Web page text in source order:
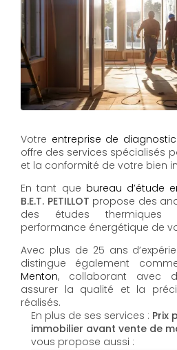
Votre entreprise de
offre des services spécialisés
et la conformité de votre bien
En tant que bureau d’étude
B.E.T. PETILLOT propose des
des études
performance énergétique de
Avec plus de 25 ans
distingue également
Menton, collaborant avec
assurer la qualité et la
réalisés.
En plus de ses services : Prix
immobilier avant vente de
vous propose aussi :